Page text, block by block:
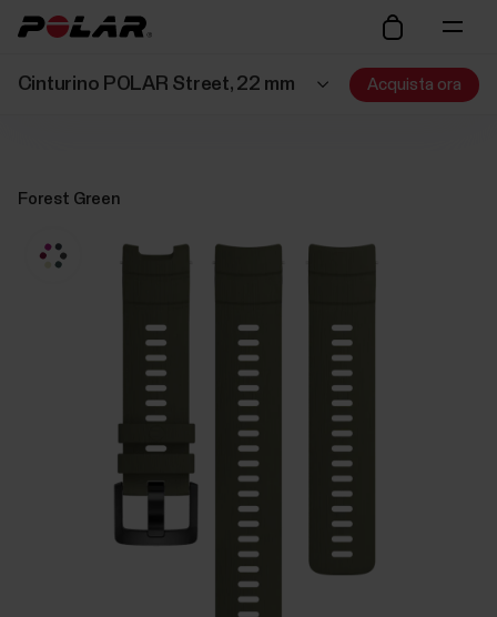
Cinturino POLAR Street, 22 mm Acquista ora
Forest Green